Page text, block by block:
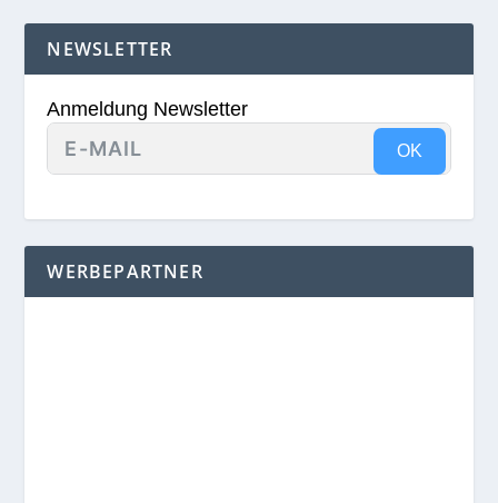
NEWSLETTER
Anmeldung Newsletter
OK
WERBEPARTNER